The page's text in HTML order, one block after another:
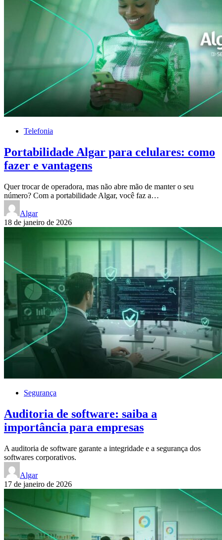
Telefonia
Portabilidade Algar para celulares: como
fazer e vantagens
Quer trocar de operadora, mas não abre mão de manter o seu
número? Com a portabilidade Algar, você faz a…
Algar
18 de janeiro de 2026
Segurança
Auditoria de software: saiba a
importância para empresas
A auditoria de software garante a integridade e a segurança dos
softwares corporativos.
Algar
17 de janeiro de 2026